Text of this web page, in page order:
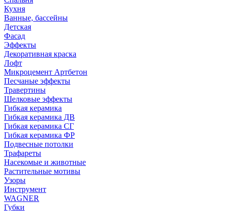
Кухня
Ванные, бассейны
Детская
Фасад
Эффекты
Декоративная краска
Лофт
Микроцемент Артбетон
Песчаные эффекты
Травертины
Шелковые эффекты
Гибкая керамика
Гибкая керамика ДВ
Гибкая керамика СГ
Гибкая керамика ФР
Подвесные потолки
Трафареты
Насекомые и животные
Растительные мотивы
Узоры
Инструмент
WAGNER
Губки